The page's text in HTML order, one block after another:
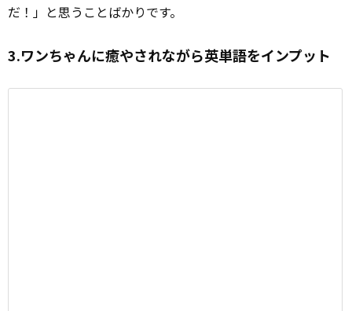
だ！」と思うことばかりです。
3.ワンちゃんに癒やされながら英単語をインプット